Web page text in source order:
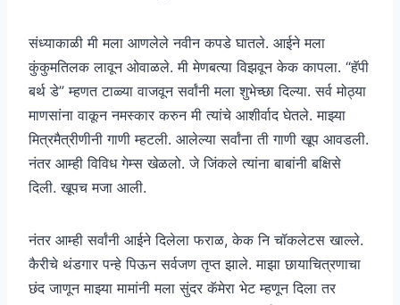
संध्याकाळी मी मला आणलेले नवीन कपडे घातले. आईने मला
कुंकुमतिलक लावून ओवाळले. मी मेणबत्या विझवून केक कापला. “हॅपी
बर्थ डे” म्हणत टाळ्या वाजवून सर्वांनी मला शुभेच्छा दिल्या. सर्व मोठ्या
माणसांना वाकून नमस्कार करुन मी त्यांचे आशीर्वाद घेतले. माझ्या
मित्रमैत्रीणीनी गाणी म्हटली. आलेल्या सर्वांना ती गाणी खूप आवडली.
नंतर आम्ही विविध गेम्स खेळलो. जे जिंकले त्यांना बाबांनी बक्षिसे
दिली. खूपच मजा आली.
नंतर आम्ही सर्वांनी आईने दिलेला फराळ, केक नि चॉकलेटस खाल्ले.
कैरीचे थंडगार पन्हे पिऊन सर्वजण तृप्त झाले. माझा छायाचित्रणाचा
छंद जाणून माझ्या मामांनी मला सुंदर कॅमेरा भेट म्हणून दिला तर